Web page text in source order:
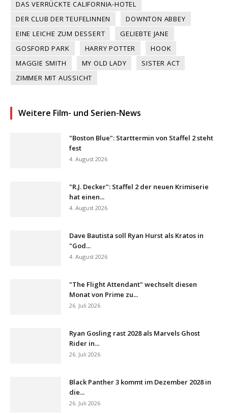
DAS VERRÜCKTE CALIFORNIA-HOTEL
DER CLUB DER TEUFELINNEN
DOWNTON ABBEY
EINE LEICHE ZUM DESSERT
GELIEBTE JANE
GOSFORD PARK
HARRY POTTER
HOOK
MAGGIE SMITH
MY OLD LADY
SISTER ACT
ZIMMER MIT AUSSICHT
Weitere Film- und Serien-News
"Boston Blue": Starttermin von Staffel 2 steht
fest
4. August 2026
"R.J. Decker": Staffel 2 der neuen Krimiserie
hat einen...
4. August 2026
Dave Bautista soll Ryan Hurst als Kratos in
"God...
4. August 2026
"The Flight Attendant" wechselt diesen
Monat von Prime zu...
26. Juli 2026
Ryan Gosling rast 2028 als Marvels Ghost
Rider in...
26. Juli 2026
Black Panther 3 kommt im Dezember 2028 in
die...
26. Juli 2026